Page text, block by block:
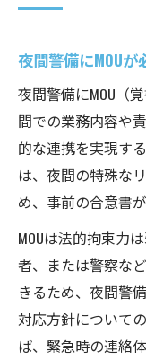
夜間警備にMOU
夜間警備にMOU（
間での業務内容や
的な連携を実現す
は、夜間の特殊な
め、事前の合意書
MOUは法的拘束力
者、または警察な
きるため、夜間警
対応方針について
ば、緊急時の連絡